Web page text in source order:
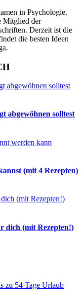
in Psychologie.
Mitglied der
Derzeit ist die
die besten Ideen
abgewöhnen solltest
(mit 4 Rezepten)
dich (mit Rezepten!)